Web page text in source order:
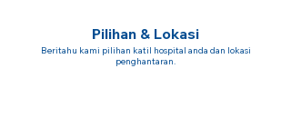
Pilihan & Lokasi
Beritahu kami pilihan katil hospital anda dan lokasi
penghantaran.